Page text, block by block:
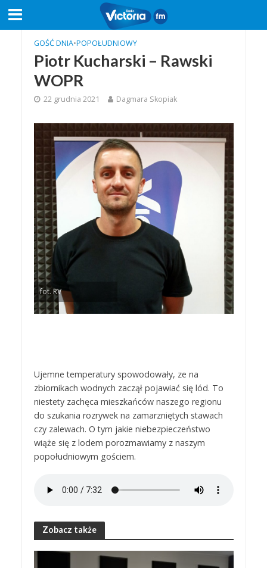
GOŚĆ DNIA•POPOŁUDNIOWY
Piotr Kucharski – Rawski
WOPR
22 grudnia 2021 Dagmara Skopiak
fot. RV
Ujemne temperatury spowodowały, ze na
zbiornikach wodnych zaczął pojawiać się lód. To
niestety zachęca mieszkańców naszego regionu
do szukania rozrywek na zamarzniętych stawach
czy zalewach. O tym jakie niebezpieczeństwo
wiąże się z lodem porozmawiamy z naszym
popołudniowym gościem.
Zobacz także